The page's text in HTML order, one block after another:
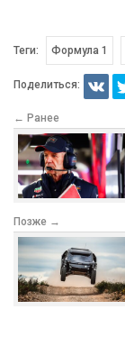
Теги: Формула 1
Поделиться:
← Ранее
Позже →